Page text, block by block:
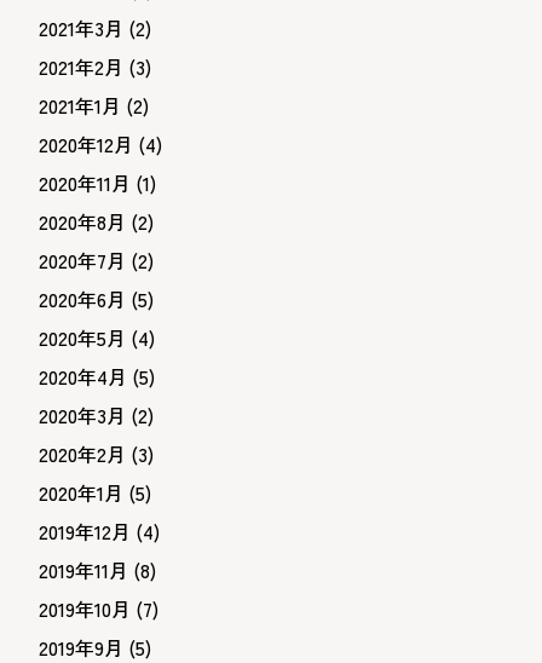
2021年3月 (2)
2021年2月 (3)
2021年1月 (2)
2020年12月 (4)
2020年11月 (1)
2020年8月 (2)
2020年7月 (2)
2020年6月 (5)
2020年5月 (4)
2020年4月 (5)
2020年3月 (2)
2020年2月 (3)
2020年1月 (5)
2019年12月 (4)
2019年11月 (8)
2019年10月 (7)
2019年9月 (5)